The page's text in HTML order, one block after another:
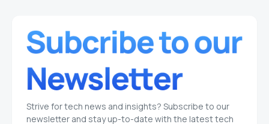
Strive for tech news and insights? Subscribe to our
newsletter and stay up-to-date with the latest tech